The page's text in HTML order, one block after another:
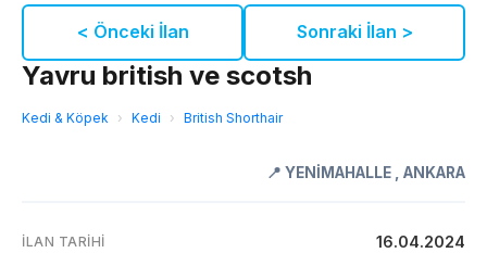
< Önceki İlan Sonraki İlan >
Yavru british ve scotsh
Kedi & Köpek › Kedi › British Shorthair
📍 YENİMAHALLE ANKARA
İLAN TARIHI 16.04.2024